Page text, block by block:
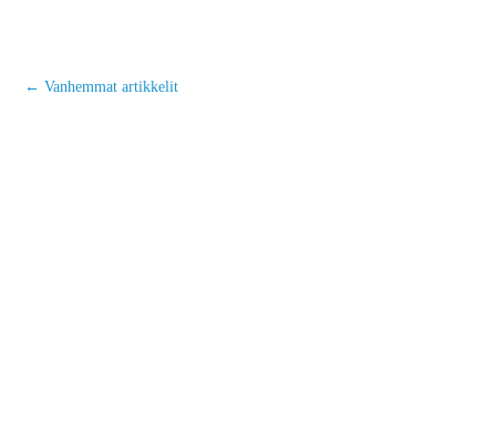
← Vanhemmat artikkelit